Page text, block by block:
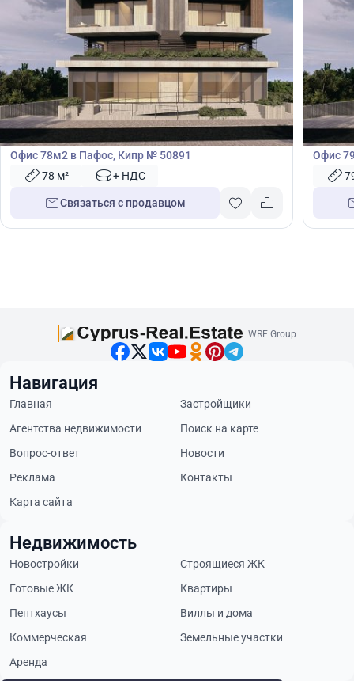
€365 000
Офис 78м2 в Пафос, Кипр № 50891
78 м²
+ НДС
Связаться с продавцом
€385
Офис
WRE Group
Навигация
Главная
Застройщики
Агентства недвижимости
Поиск на карте
Вопрос-ответ
Новости
Реклама
Контакты
Карта сайта
Недвижимость
Новостройки
Строящиеся ЖК
Готовые ЖК
Квартиры
Пентхаусы
Виллы и дома
Коммерческая
Земельные участки
Аренда